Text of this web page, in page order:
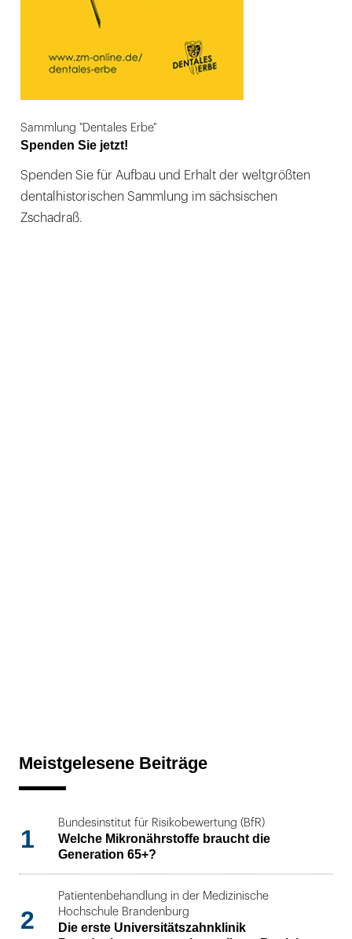
Sammlung "Dentales Erbe"
Spenden Sie jetzt!
Spenden Sie für Aufbau und Erhalt der weltgrößten
dentalhistorischen Sammlung im sächsischen
Zschadraß.
Meistgelesene Beiträge
1
Bundesinstitut für Risikobewertung (BfR)
Welche Mikronährstoffe braucht die
Generation 65+?
2
Patientenbehandlung in der Medizinische
Hochschule Brandenburg
Die erste Universitätszahnklinik